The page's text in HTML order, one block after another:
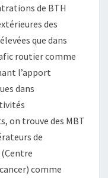
de BTH
des
que dans
routier comme
l’apport
dans
on trouve des MBT
de
comme